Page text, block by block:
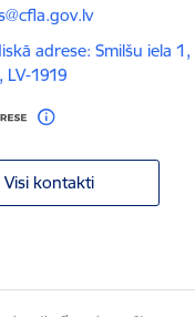
adrese: Smilšu iela 1,
LV-1919
Visi kontakti